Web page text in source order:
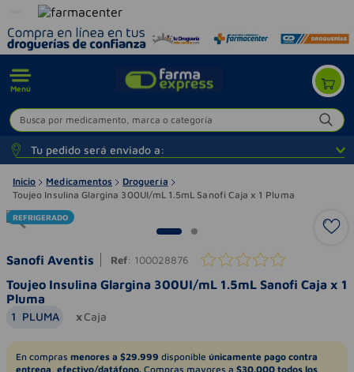
Menú
Busca por medicamento, marca o categoría
Tu pedido será enviado a:
Inicio Medicamentos
Droguería
Toujeo Insulina Glargina 300UI/mL 1.5mL Sanofi Caja x 1 Pluma
REFRIGERADO
Sanofi Aventis Ref: 100028876
Toujeo Insulina Glargina 300UI/mL 1.5mL Sanofi Caja x 1
Pluma
1 PLUMA Caja
En compras menores a $29.999 disponible únicamente pago contra
entrega, efectivo/datáfono. Compras mayores a $30.000 todos los